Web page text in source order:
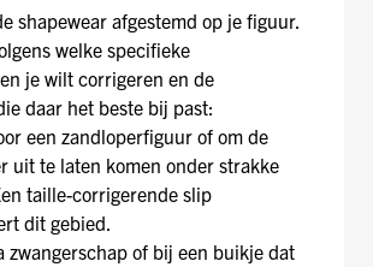
shapewear afgestemd op je figuur.
welke specifieke
je wilt corrigeren en de
daar het beste bij past:
een zandloperfiguur of om de
uit te laten komen onder strakke
taille-corrigerende slip
dit gebied.
zwangerschap of bij een buikje dat